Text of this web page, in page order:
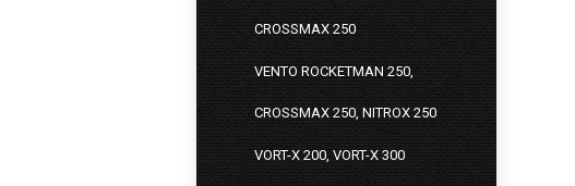
CROSSMAX 250
VENTO ROCKETMAN 250,
CROSSMAX 250, NITROX 250
VORT-X 200, VORT-X 300